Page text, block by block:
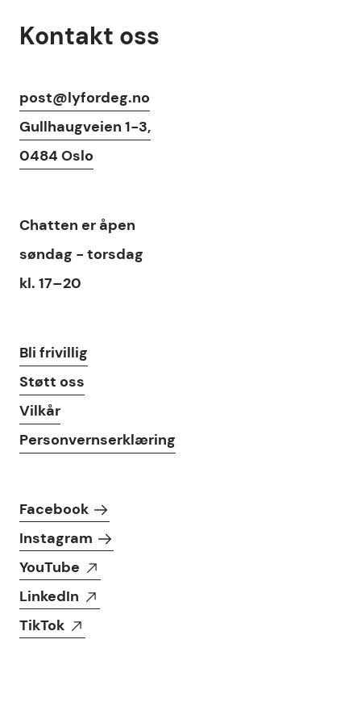
Kontakt oss
Kontaktinfo
post@lyfordeg.no
Gullhaugveien 1-3,
0484 Oslo
Chat
Chatten er åpen
søndag - torsdag
kl. 17–20
Lenker
Bli frivillig
Støtt oss
Vilkår
Personvernserklæring
Følg oss i sosiale medier
Facebook
Instagram
YouTube
LinkedIn
TikTok